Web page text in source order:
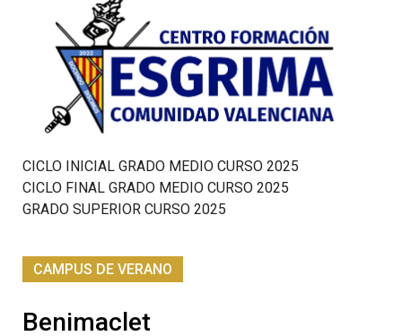
CICLO INICIAL GRADO MEDIO CURSO 2025
CICLO FINAL GRADO MEDIO CURSO 2025
GRADO SUPERIOR CURSO 2025
CAMPUS DE VERANO
Benimaclet